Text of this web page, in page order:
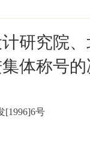
研究院
体称号的
[1996]6号